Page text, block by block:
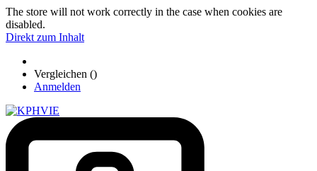
The store will not work correctly in the case when cookies are
disabled.
Direkt zum Inhalt
Vergleichen ()
Anmelden